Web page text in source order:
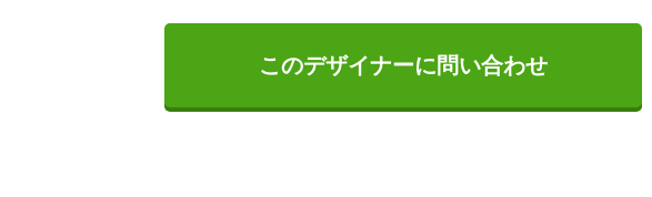
このデザイナーに問い合わせ